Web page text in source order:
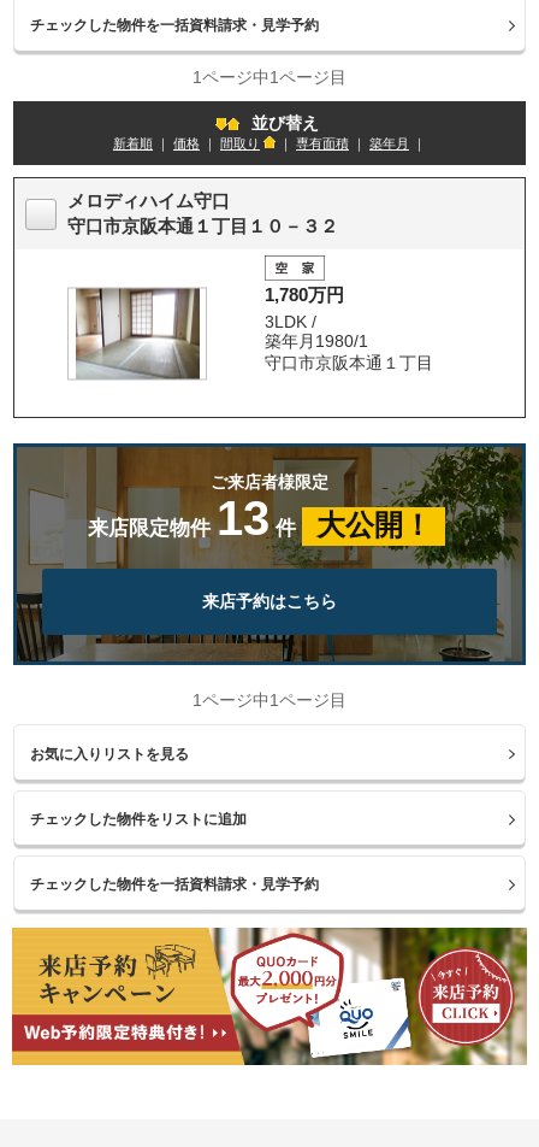
1ページ中1ページ目
並び替え
新着順 価格 間取り 専有面積 築年月
メロディハイム守口
守口市京阪本通１丁目１０－３２
1,780万円
3LDK /
築年月1980/1
守口市京阪本通１丁目
ご来店者様限定
来店限定物件 13 件 大公開！
来店予約はこちら
1ページ中1ページ目
お気に入りリストを見る